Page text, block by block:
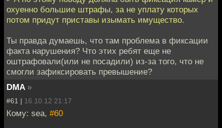
охуенно большие штрафы, за не уплату которых
потом придут приставы изымать имущество.
Ты правда думаешь, что там проблема в фиксации
факта нарушения? Что этих ребят еще не
оштрафовали(или не посадили) из-за того, что не
смогли зафиксировать превышение?
DMA »
#61 | 16.10.12 21:17
Кому: sea, #60